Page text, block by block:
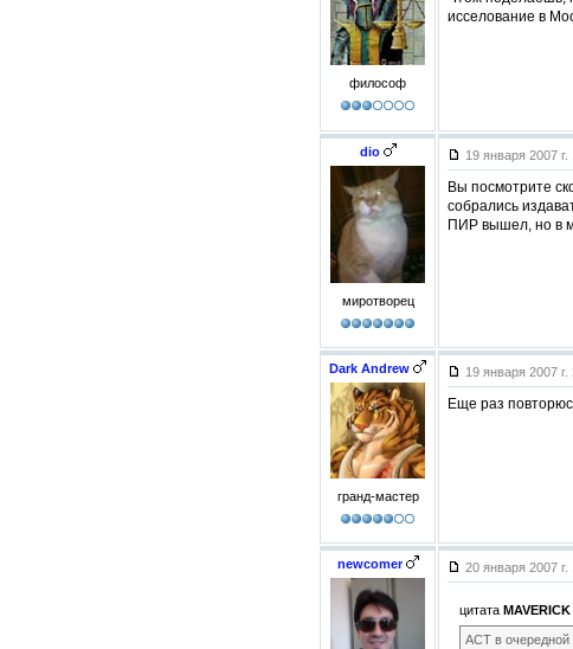
философ
исселование в
dio
миротворец
19 января 2007 г.
Вы посмотрите
собрались
ПИР вышел, но в
Dark Andrew
гранд-мастер
19 января 2007 г.
Еще раз
newcomer 20 января 2007 г.
цитата MAVERICK
АСТ в очередной